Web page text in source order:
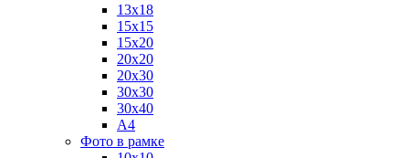
13х18
15х15
15х20
20х20
20х30
30х30
30х40
А4
Фото в рамке